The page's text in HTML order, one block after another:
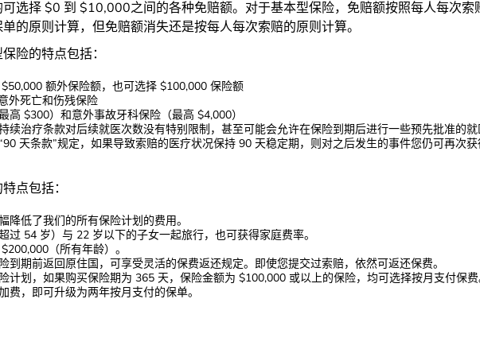
选择 $0 到 $10,000之间的各种免赔额。对于基本型保险，免赔额按照每人每次
的原则计算，但免赔额消失还是按每人每次索赔的原则计算。
险的特点包括：
额外保险额，也可选择 $100,000 保险额
外死亡和伤残保险
高 $300）和意外事故牙科保险（最高 $4,000）
续治疗条款对后续就医次数没有特别限制，甚至可能会允许在保险到期后进行一些预先批准的
天条款”规定，如果导致索赔的医疗状况保持 90 天稳定期，则对之后发生的事件您仍可再次
点包括：
降低了我们的所有保险计划的费用。
过 54 岁）与 22 岁以下的子女一起旅行，也可获得家庭费率。
（所有年龄）。
到期前返回原住国，可享受灵活的保费返还规定。即使您提交过索赔，依然可返还保费。
计划，如果购买保险期为 365 天，保险金额为 $100,000 或以上的保险，均可选择按月支付保
费，即可升级为两年按月支付的保单。